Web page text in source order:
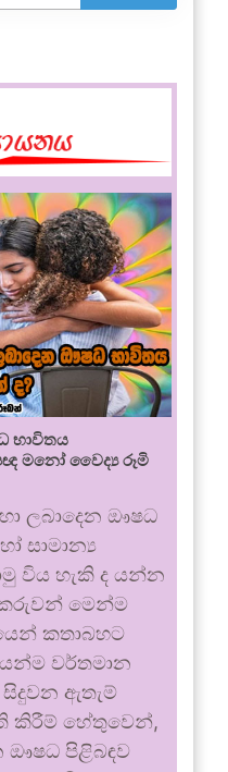
භාවිතය
මනෝ වෛද්‍ය රූමි
ලබාදෙන ඖෂධ
සාමාන්‍ය
විය හැකි ද යන්න
මෙන්ම
කතාබහට
වර්තමාන
ඇතැම්
කිරීම් හේතුවෙන්,
ඖෂධ පිළිබඳව